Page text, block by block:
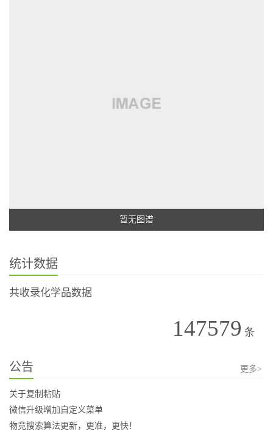
暂无图谱
统计数据
共收录化学品数据
147579 条
公告 更多>
关于复制粘贴
微信升级增加自定义菜单
物竞搜索算法更新，更准，更快！